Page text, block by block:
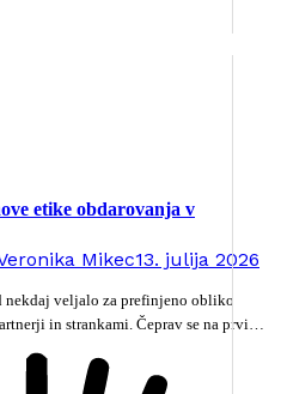
etike obdarovanja v
Mikec13. julija 2026
nekdaj veljalo za prefinjeno obliko
in strankami. Čeprav se na prvi…